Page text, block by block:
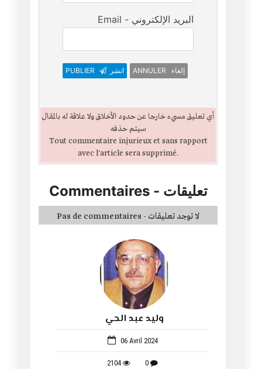
وليد عبد الحي
06 Avril 2024
2104 0
Email - البريد الإلكتروني
PUBLIER انشر ANNULER إلغاء
أي تعليق مسيء خارجا عن حدود الأخلاق ولا علاقة له بالمقال
سيتم حذفه
Tout commentaire injurieux et sans rapport
avec l'article sera supprimé.
Commentaires- تعليقات
Pas de commentaires - لا توجد تعليقات